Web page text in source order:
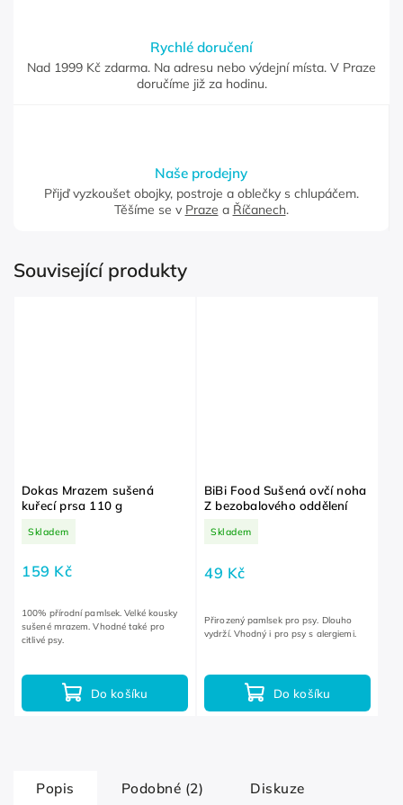
Rychlé doručení
Nad 1999 Kč zdarma. Na adresu nebo výdejní místa. V Praze
doručíme již za hodinu.
Naše prodejny
Přijď vyzkoušet obojky, postroje a oblečky s chlupáčem.
Těšíme se v Praze a Říčanech.
Související produkty
Dokas Mrazem sušená
kuřecí prsa 110 g
Skladem
159 Kč
Do košíku
100% přírodní pamlsek. Velké kousky
sušené mrazem. Vhodné také pro
citlivé psy.
BiBi Food Sušená ovčí noha
Z bezobalového oddělení
Skladem
49 Kč
Do košíku
Přirozený pamlsek pro psy. Dlouho
vydrží. Vhodný i pro psy s alergiemi.
Popis Podobné (2) Diskuze